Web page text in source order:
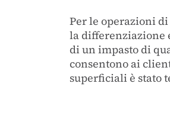
Per le operazioni
la differenziazione
di un impasto di
consentono ai
superficiali è stato